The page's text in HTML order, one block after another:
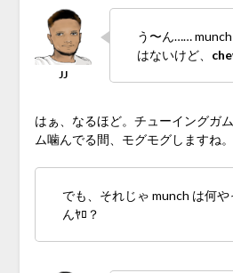
う〜ん……
はないけど、
はぁ、なるほど。チューイングガ
ム噛んでる間、モグモグしますね。
でも、それじゃ munch は何や
んﾔﾛ？